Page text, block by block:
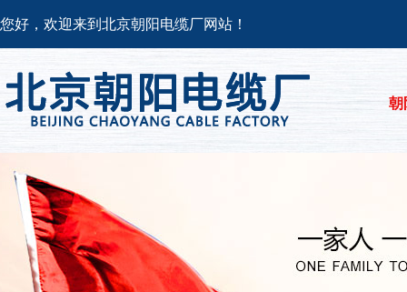
您好，欢迎来到北京朝阳电缆厂网站！
朝